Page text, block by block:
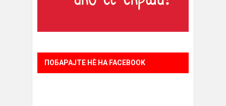
ПОБАРАЈТЕ НÈ НА FACEBOOK